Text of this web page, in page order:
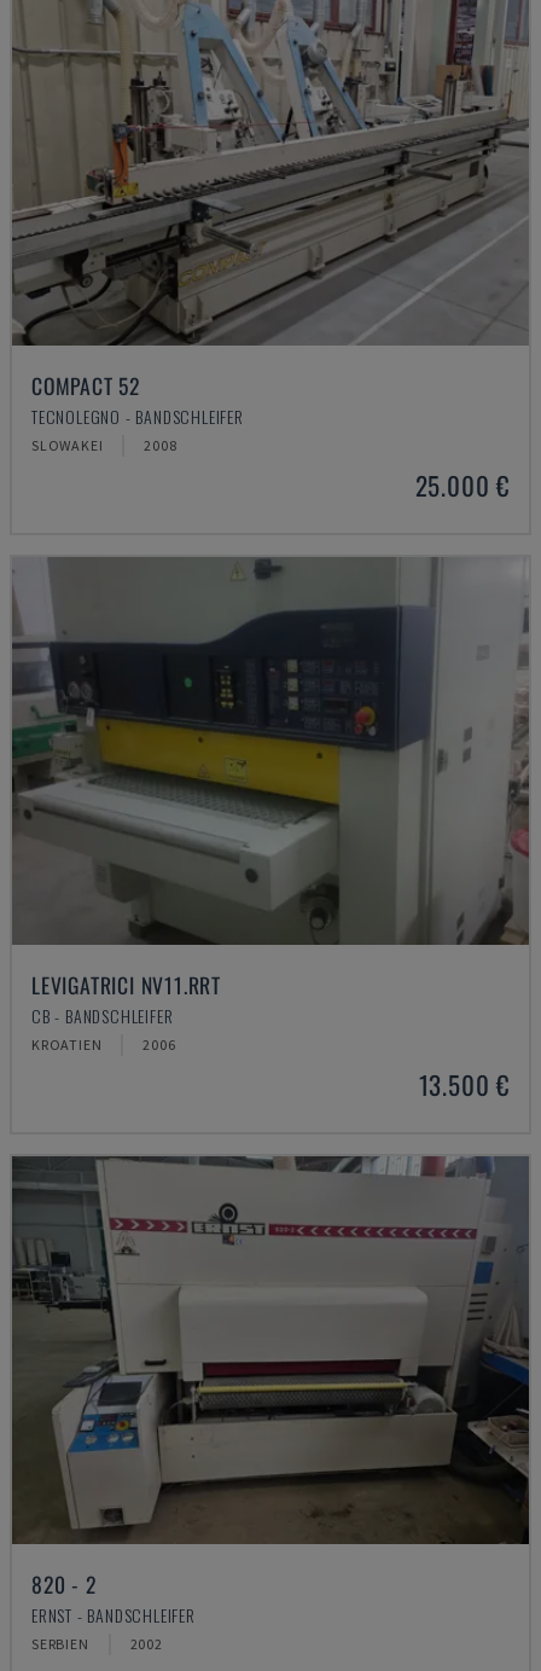
COMPACT 52
TECNOLEGNO - BANDSCHLEIFER
SLOWAKEI 2008
25.000 €
LEVIGATRICI NV11.RRT
CB - BANDSCHLEIFER
KROATIEN 2006
13.500 €
820 - 2
ERNST - BANDSCHLEIFER
SERBIEN 2002